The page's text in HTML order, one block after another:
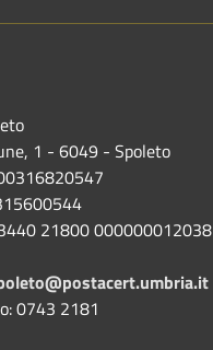
1 - 6049 - Spoleto
21800 000000012038
0743 2181